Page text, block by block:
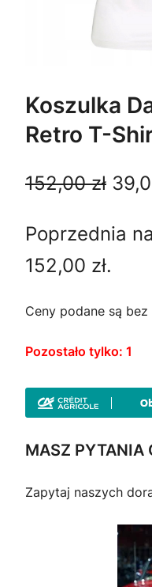
Koszulka
Retro T-
152,00zł P
e
w
n
e
n
a
Poprzednia
152,00 zł.
Ceny podane są
Pozostało tylko: 1
MASZ PYTANIA
Zapytaj naszych